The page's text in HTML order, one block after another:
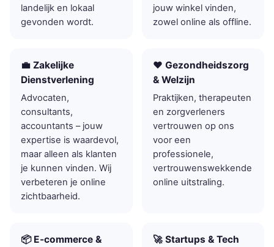
landelijk en lokaal
gevonden wordt.
jouw winkel vinden,
zowel online als offline.
💼 Zakelijke
Dienstverlening
Advocaten,
consultants,
accountants – jouw
expertise is waardevol,
maar alleen als klanten
je kunnen vinden. Wij
verbeteren je online
zichtbaarheid.
❤️ Gezondheidszorg
& Welzijn
Praktijken, therapeuten
en zorgverleners
vertrouwen op ons
voor een
professionele,
vertrouwenswekkende
online uitstraling.
📦 E-commerce &
🚀 Startups & Tech